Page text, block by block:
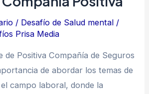
/ Desafío de Salud mental /
Prisa Media
de Positiva Compañía de Seguros
de abordar los temas de
campo laboral, donde la